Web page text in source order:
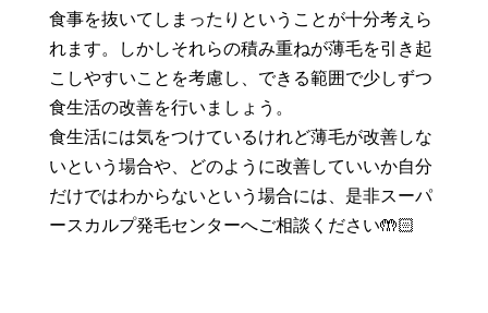
食事を抜いてしまったりということが十分考えら
れます。しかしそれらの積み重ねが薄毛を引き起
こしやすいことを考慮し、できる範囲で少しずつ
食生活の改善を行いましょう。
食生活には気をつけているけれど薄毛が改善しな
いという場合や、どのように改善していいか自分
だけではわからないという場合には、是非スーパ
ースカルプ発毛センターへご相談ください🤲🏻